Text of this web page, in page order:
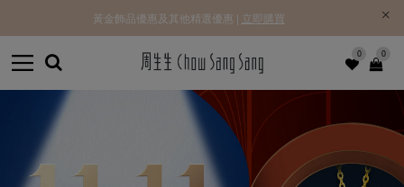
0 0
黃金飾品優惠及其他精選優惠 | 立即購買